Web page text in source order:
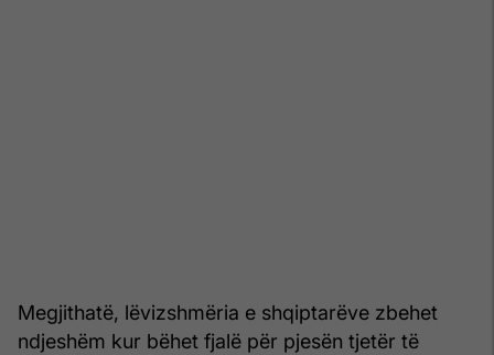
Megjithatë, lëvizshmëria e shqiptarëve zbehet
ndjeshëm kur bëhet fjalë për pjesën tjetër të